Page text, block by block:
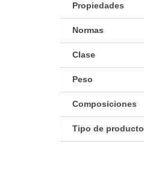
Propiedades
Normas
Clase
Peso
Composiciones
Tipo de producto